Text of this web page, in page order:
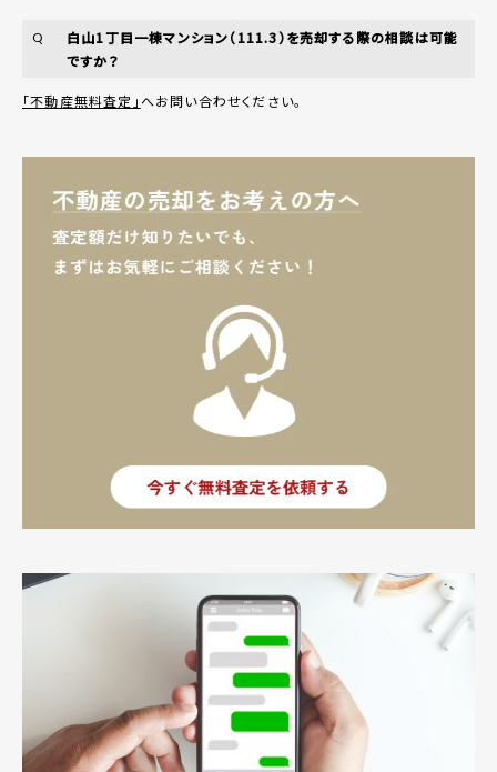
Q
白山1丁目一棟マンション（111.3）を売却する際の相談は可能
ですか？
「不動産無料査定」へお問い合わせください。